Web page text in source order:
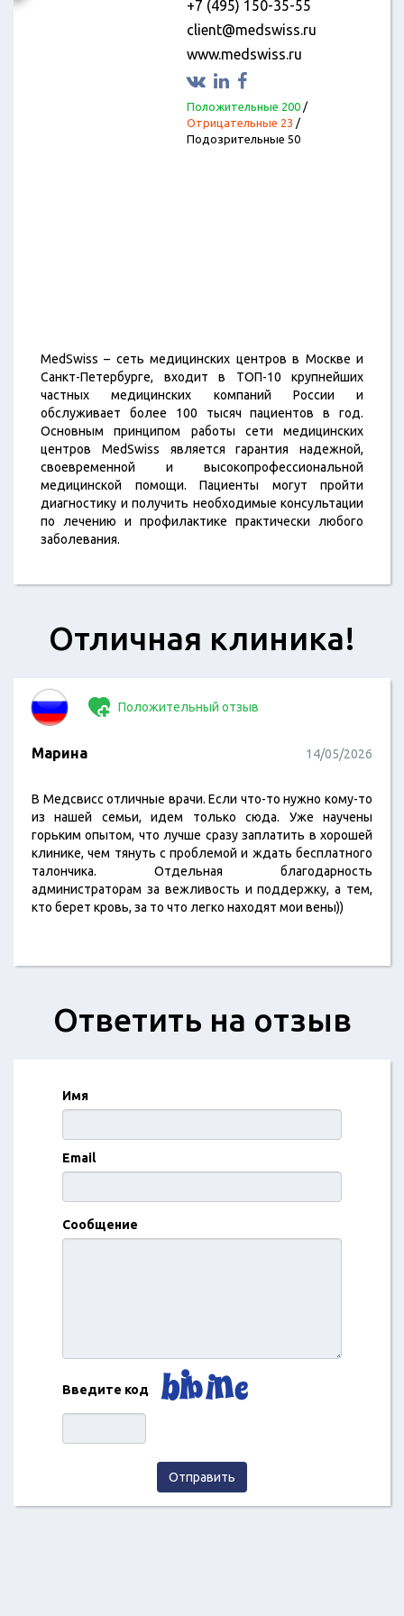
+7 (495) 150-35-55
client@medswiss.ru
www.medswiss.ru
Положительные 200/
Отрицательные 23 /
Подозрительные 50
MedSwiss – сеть медицинских центров в Москве и
Санкт-Петербурге, входит в ТОП-10 крупнейших
частных медицинских компаний России и
обслуживает более 100 тысяч пациентов в год.
Основным принципом работы сети медицинских
центров MedSwiss является гарантия надежной,
своевременной и высокопрофессиональной
медицинской помощи. Пациенты могут пройти
диагностику и получить необходимые консультации
по лечению и профилактике практически любого
заболевания.
Отличная клиника!
Положительный отзыв
Марина 14/05/2026
В Медсвисс отличные врачи. Если что-то нужно кому-то
из нашей семьи, идем только сюда. Уже научены
горьким опытом, что лучше сразу заплатить в хорошей
клинике, чем тянуть с проблемой и ждать бесплатного
талончика. Отдельная благодарность
администраторам за вежливость и поддержку, а тем,
кто берет кровь, за то что легко находят мои вены))
Ответить на отзыв
Имя
Email
Сообщение
Введите код
Отправить